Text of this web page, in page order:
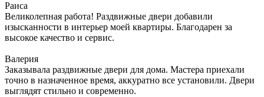
Раиса
Великолепная работа! Раздвижные двери добавили
изысканности в интерьер моей квартиры. Благодарен за
высокое качество и сервис.
Валерия
Заказывала раздвижные двери для дома. Мастера приехали
точно в назначенное время, аккуратно все установили. Двери
выглядят стильно и современно.